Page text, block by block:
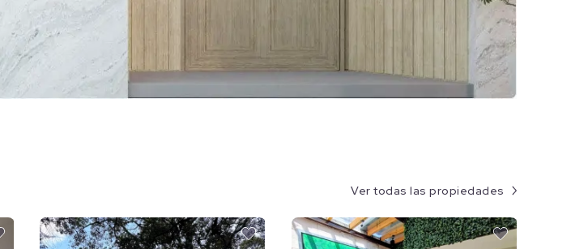
Ver todas las propiedades